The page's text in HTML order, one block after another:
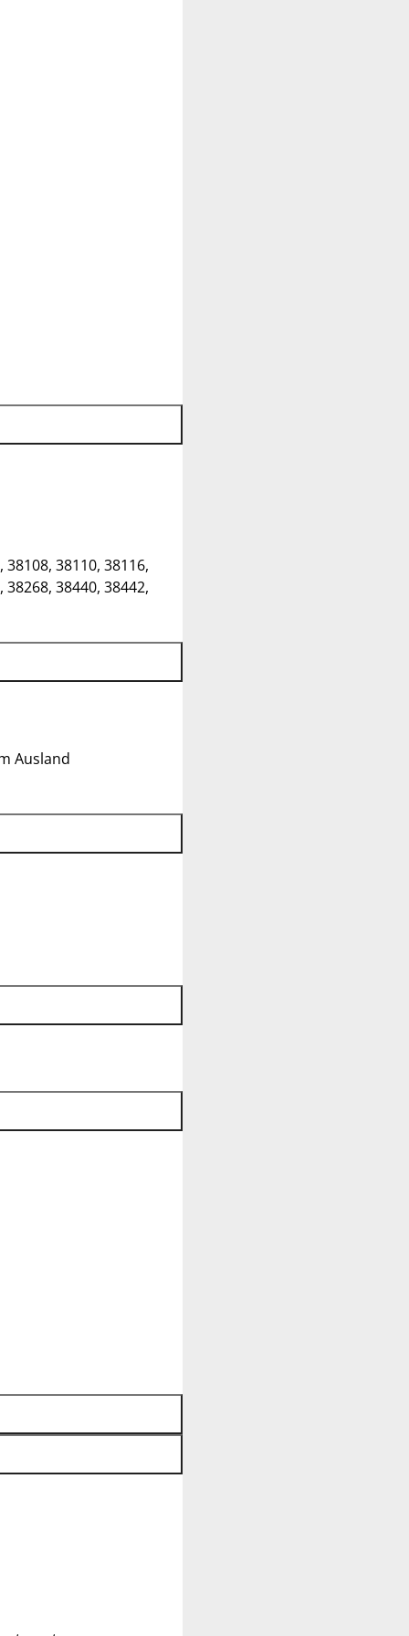
38108, 38110, 38116,
38268, 38440, 38442,
Ausland